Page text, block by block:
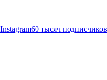
Instagram60 тысяч подписчиков